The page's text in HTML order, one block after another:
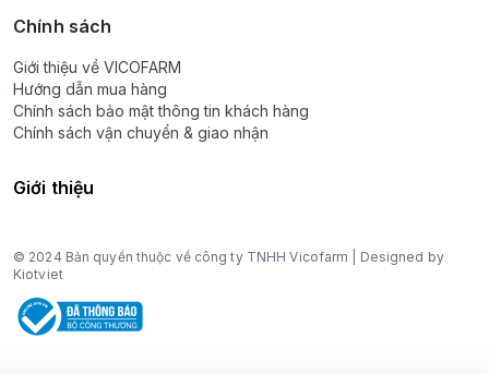
Chính sách
Giới thiệu về VICOFARM
Hướng dẫn mua hàng
Chính sách bảo mật thông tin khách hàng
Chính sách vận chuyển & giao nhận
Giới thiệu
© 2024 Bản quyền thuộc về công ty TNHH Vicofarm | Designed by
Kiotviet